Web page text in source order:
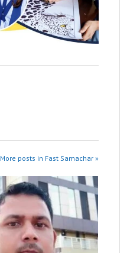
More posts in Fast Samachar »